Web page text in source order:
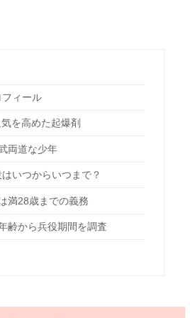
ィール
を高めた起爆剤
両道な少年
いつからいつまで？
満28歳までの義務
齢から兵役期間を調査